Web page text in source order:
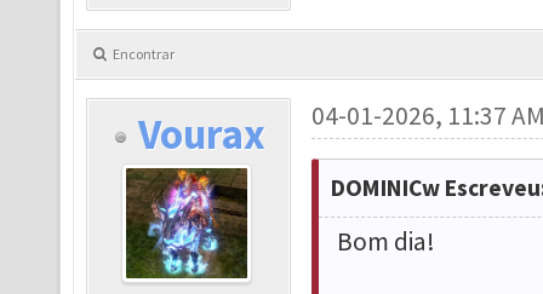
Encontrar
Vourax 04-01-2026, 11:37
DOMINICw
Bom dia!